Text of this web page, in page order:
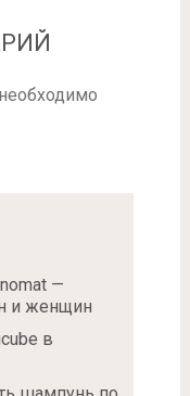
—
и женщин
в